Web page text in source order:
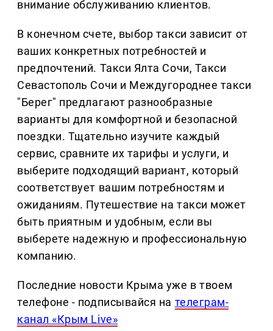
внимание обслуживанию клиентов.
В конечном счете, выбор такси зависит от
ваших конкретных потребностей и
предпочтений. Такси Ялта Сочи, Такси
Севастополь Сочи и Междугороднее такси
"Берег" предлагают разнообразные
варианты для комфортной и безопасной
поездки. Тщательно изучите каждый
сервис, сравните их тарифы и услуги, и
выберите подходящий вариант, который
соответствует вашим потребностям и
ожиданиям. Путешествие на такси может
быть приятным и удобным, если вы
выберете надежную и профессиональную
компанию.
Последние новости Крыма уже в твоем
телефоне - подписывайся на телеграм-
канал «Крым Live»